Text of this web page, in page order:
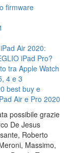
firmware
Air 2020:
iPad Pro?
tra Apple Watch
4 e 3
best buy e
Air e Pro 2020
possibile grazie
De Jesus
Roberto
Massimo,